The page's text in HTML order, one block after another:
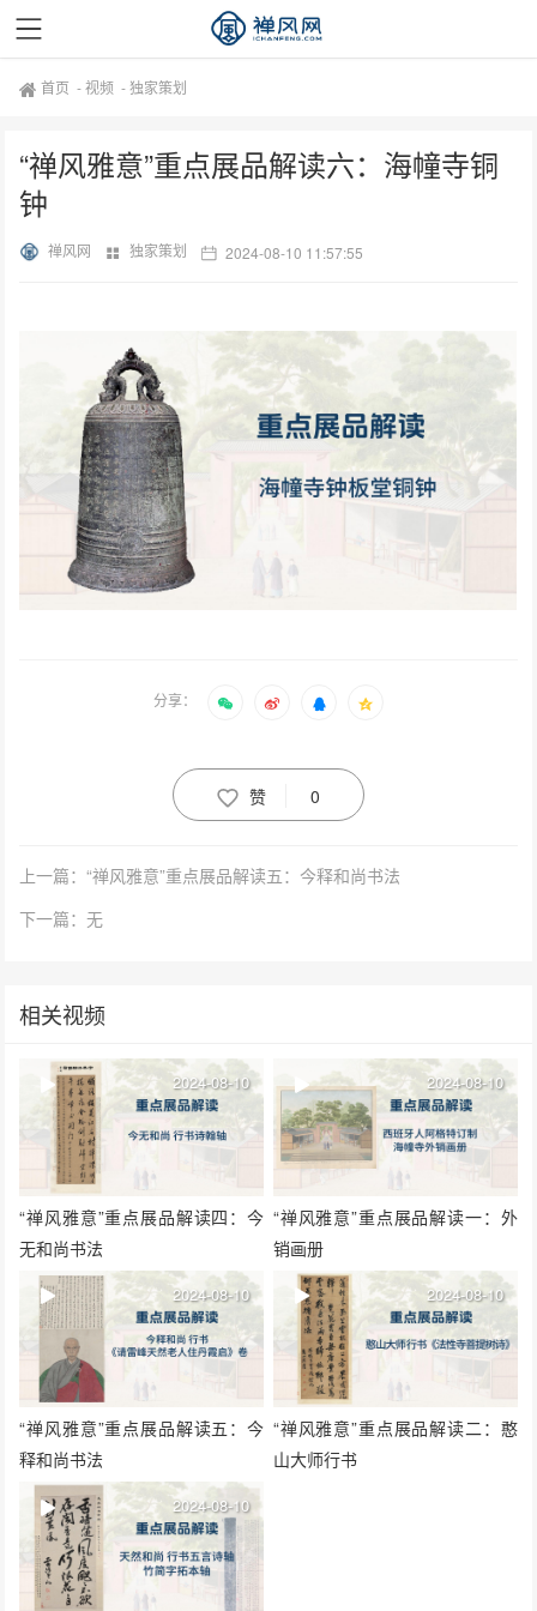
首页 -视频 -独家策划
“禅风雅意”重点展品解读六：海幢寺铜
钟
禅风网 独家策划 2024-08-10 11:57:55
分享：
赞 0
上一篇：“禅风雅意”重点展品解读五：今释和尚书法
下一篇：无
相关视频
“禅风雅意”重点展品解读四：今
无和尚书法
2024-08-10
“禅风雅意”重点展品解读一：外
销画册
2024-08-10
“禅风雅意”重点展品解读五：今
释和尚书法
2024-08-10
“禅风雅意”重点展品解读二：憨
山大师行书
2024-08-10
2024-08-10